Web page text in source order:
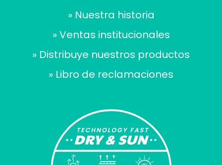
» Nuestra historia
» Ventas institucionales
» Distribuye nuestros productos
» Libro de reclamaciones